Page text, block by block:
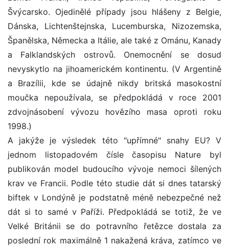
Švýcarsko. Ojedinělé případy jsou hlášeny z Belgie,
Dánska, Lichtenštejnska, Lucemburska, Nizozemska,
Španělska, Německa a Itálie, ale také z Ománu, Kanady
a Falklandských ostrovů. Onemocnění se dosud
nevyskytlo na jihoamerickém kontinentu. (V Argentině
a Brazílii, kde se údajně nikdy britská masokostní
moučka nepoužívala, se předpokládá v roce 2001
zdvojnásobení vývozu hovězího masa oproti roku
1998.)
A jakýže je výsledek této "upřímné" snahy EU? V
jednom listopadovém čísle časopisu Nature byl
publikován model budoucího vývoje nemoci šílených
krav ve Francii. Podle této studie dát si dnes tatarský
biftek v Londýně je podstatně méně nebezpečné než
dát si to samé v Paříži. Předpokládá se totiž, že ve
Velké Británii se do potravního řetězce dostala za
poslední rok maximálně 1 nakažená kráva, zatímco ve